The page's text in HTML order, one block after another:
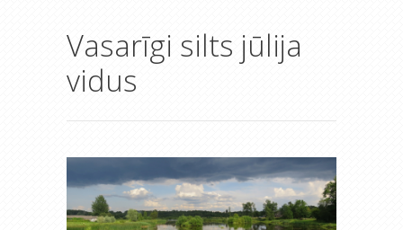
Vasarīgi silts jūlija
vidus